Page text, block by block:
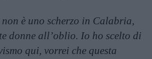
è uno scherzo in Calabria,
donne all’oblio. Io ho scelto di
qui, vorrei che questa